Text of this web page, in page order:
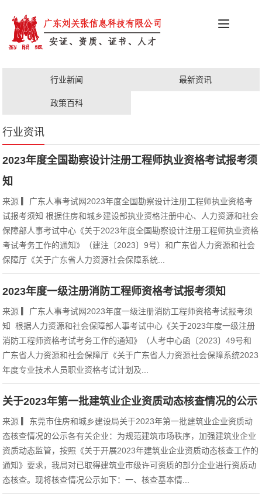
科创政策
行业新闻 最新资讯
政策百科
行业资讯
2023年度全国勘察设计注册工程师执业资格考试报考须
知
来源 ▎广东人事考试网2023年度全国勘察设计注册工程师执业资格考
试报考须知 根据住房和城乡建设部执业资格注册中心、人力资源和社会
保障部人事考试中心《关于2023年度全国勘察设计注册工程师执业资格
考试考务工作的通知》（建注〔2023〕9号）和广东省人力资源和社会
保障厅《关于广东省人力资源社会保障系统...
2023年度一级注册消防工程师资格考试报考须知
来源 ▎广东人事考试网2023年度一级注册消防工程师资格考试报考须
知 根据人力资源和社会保障部人事考试中心《关于2023年度一级注册
消防工程师资格考试考务工作的通知》（人考中心函〔2023〕49号和
广东省人力资源和社会保障厅《关于广东省人力资源社会保障系统2023
年度专业技术人员职业资格考试计划及...
关于2023年第一批建筑业企业资质动态核查情况的公示
来源 ▎东莞市住房和城乡建设局关于2023年第一批建筑业企业资质动
态核查情况的公示各有关企业：为规范建筑市场秩序，加强建筑业企业
资质动态监管，按照《关于开展2023年建筑业企业资质动态核查工作的
通知》要求，我局对已取得建筑业市级许可资质的部分企业进行资质动
态核查。现将核查情况公示如下：一、核查基本情...